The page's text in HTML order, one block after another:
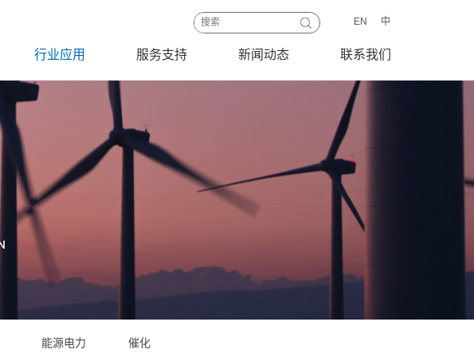
EN 中
行业应用 服务支持 新闻动态 联系我们
能源电力 催化